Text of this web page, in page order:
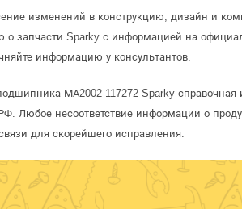
изменений в конструкцию, дизайн и
запчасти Sparky с информацией на
информацию у консультантов.
МА2002 117272 Sparky
Любое несоответствие информации о
для скорейшего исправления.